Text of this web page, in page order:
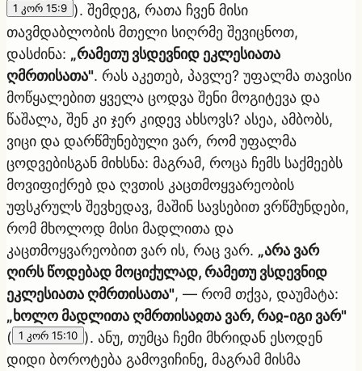
1 კორ 15:9 ). შემდეგ, რათა ჩვენ მისი
თავმდაბლობის მთელი სიღრმე შევიცნოთ,
დასძინა: „რამეთუ ვსდევნიდ ეკლესიათა
ღმრთისათა". რას აკეთებ, პავლე? უფალმა თავისი
მოწყალებით ყველა ცოდვა შენი მოგიტევა და
წაშალა, შენ კი ჯერ კიდევ ახსოვს? ასეა, ამბობს,
ვიცი და დარწმუნებული ვარ, რომ უფალმა
ცოდვებისგან მიხსნა: მაგრამ, როცა ჩემს საქმეებს
მოვიფიქრებ და ღვთის კაცთმოყვარეობის
უფსკრულს შევხედავ, მაშინ სავსებით ვრწმუნდები,
რომ მხოლოდ მისი მადლითა და
კაცთმოყვარეობით ვარ ის, რაც ვარ. „არა ვარ
ღირს წოდებად მოციქულად, რამეთუ ვსდევნიდ
ეკლესიათა ღმრთისათა", — რომ თქვა, დაუმატა:
„ხოლო მადლითა ღმრთისაჲთა ვარ, რაჲ-იგი ვარ"
( 1 კორ 15:10 ). ანუ, თუმცა ჩემი მხრიდან ესოდენ
დიდი ბოროტება გამოვიჩინე, მაგრამ მისმა